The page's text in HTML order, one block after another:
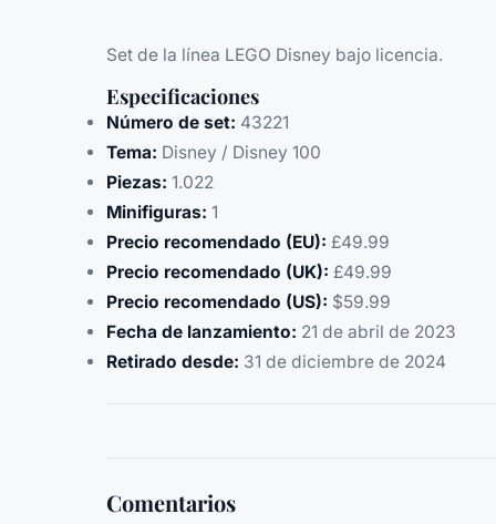
Set de la línea LEGO Disney bajo licencia.
Especificaciones
Número de set: 43221
Tema: Disney / Disney 100
Piezas: 1.022
Minifiguras: 1
Precio recomendado (EU): £49.99
Precio recomendado (UK): £49.99
Precio recomendado (US): $59.99
Fecha de lanzamiento: 21 de abril de 2023
Retirado desde: 31 de diciembre de 2024
Comentarios